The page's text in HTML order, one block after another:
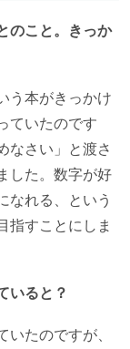
のこと。きっか
う本がきっかけ
ていたのです
なさい」と渡さ
した。数字が好
なれる、という
指すことにしま
いると？
たのですが、